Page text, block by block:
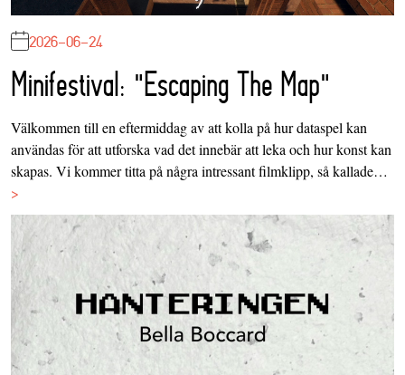
2026-06-24
Minifestival: "Escaping The Map"
Välkommen till en eftermiddag av att kolla på hur dataspel kan
användas för att utforska vad det innebär att leka och hur konst kan
skapas. Vi kommer titta på några intressant filmklipp, så kallade…
>